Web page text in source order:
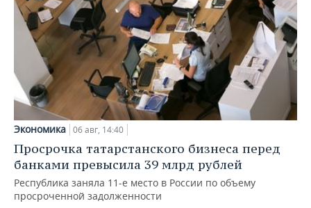
Экономика 06 авг, 14:40
Просрочка татарстанского бизнеса перед
банками превысила 39 млрд рублей
Республика заняла 11-е место в России по объему
просроченной задолженности